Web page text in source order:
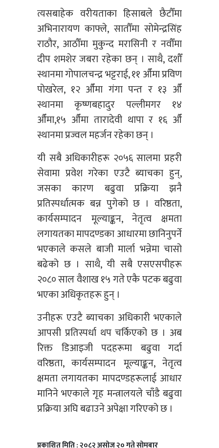
त्यसबाहेक वरीयताका हिसाबले छैटौँमा
अभिनारायण काफ्ले, सातौँमा सोमेन्द्रसिंह
राठौर, आठौँमा मुकुन्द मरासिनी र नवौँमा
दीप शमशेर जबरा रहेका छन् । साथै, दशौँ
स्थानमा गोपालचन्द्र भट्टराई, ११ औँमा प्रविण
पोखरेल, १२ औँमा गंगा पन्त र १३ औँ
स्थानमा कृष्णबहादुर पल्लीमगर १४
औँमा,१५ औँमा तारादेवी थापा र १६ औँ
स्थानमा प्रज्वल महर्जन रहेका छन् ।
यी सबै अधिकारीहरू २०५६ सालमा प्रहरी
सेवामा प्रवेश गरेका एउटै ब्याचका हुन्,
जसका कारण बढुवा प्रक्रिया झनै
प्रतिस्पर्धात्मक बन्न पुगेको छ । वरिष्ठता,
कार्यसम्पादन मूल्याङ्कन, नेतृत्व क्षमता
लगायतका मापदण्डका आधारमा छानिनुपर्ने
भएकाले कसले बाजी मार्ला भन्नेमा चासो
बढेको छ । साथै, यी सबै एसएसपीहरू
२०८० साल वैशाख १५ गते एकै पटक बढुवा
भएका अधिकृतहरू हुन् ।
उनीहरू एउटै ब्याचका अधिकारी भएकाले
आपसी प्रतिस्पर्धा थप चर्किएको छ । अब
रिक्त डिआइजी पदहरूमा बढुवा गर्दा
वरिष्ठता, कार्यसम्पादन मूल्याङ्कन, नेतृत्व
क्षमता लगायतका मापदण्डहरूलाई आधार
मानिने भएकाले गृह मन्त्रालयले चाँडै बढुवा
प्रक्रिया अघि बढाउने अपेक्षा गरिएको छ ।
प्रकाशित मिति : २०८२ असोज २० गते सोमबार